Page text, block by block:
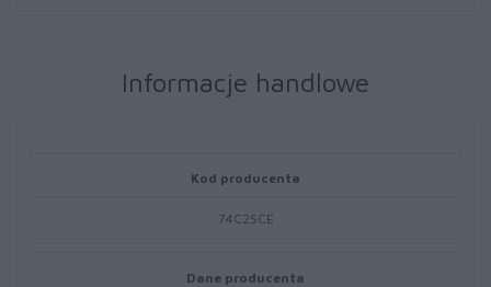
Informacje handlowe
Kod producenta
74C2SCE
Dane producenta